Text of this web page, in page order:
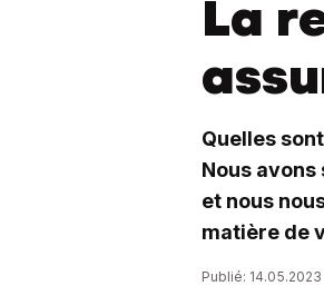
La
Quelles
Nous
et nous
matière de
Publié: